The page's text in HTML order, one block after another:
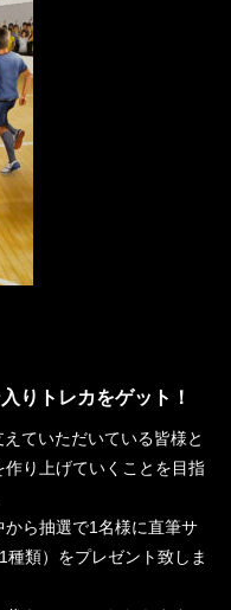
りトレカをゲット！
ていただいている皆様と
り上げていくことを目指
ら抽選で1名様に直筆サ
類）をプレゼント致しま